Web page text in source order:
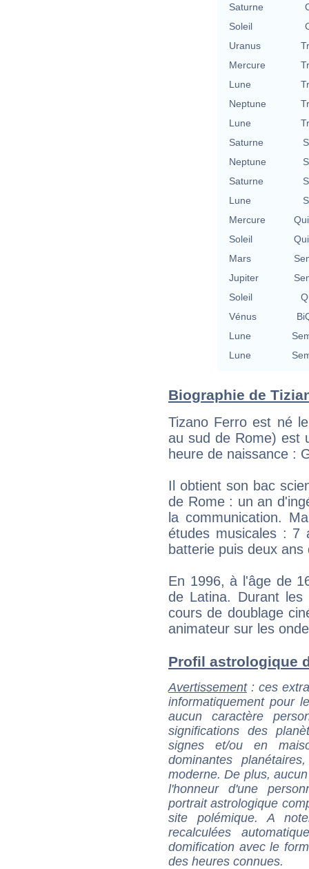
Saturne
Soleil
Uranus
Mercure
Lune
Neptune
Lune
Saturne
Neptune
Saturne
Lune
Mercure
Soleil
Mars
Jupiter
Soleil
Vénus
Lune
Lune
Biographie de
Tizano Ferro est né
au sud de Rome) est
heure de naissance :
Il obtient son bac
de Rome : un an
la communication.
études musicales : 7
batterie puis deux ans
En 1996, à l'âge de
de Latina. Durant les
cours de doublage
animateur sur les
Profil astrologique
Avertissement: ces
informatiquement pour
aucun caractère
significations des
signes et/ou en
dominantes
moderne. De plus,
l'honneur d'une
portrait astrologique
site polémique. A
recalculées
domification avec le
des heures connues.